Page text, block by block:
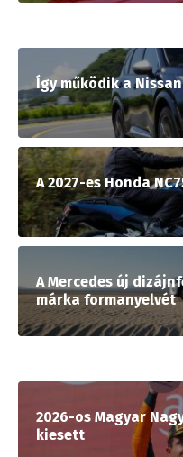
Így működik a
A 2027-es Honda
A Mercedes új
márka formanyelvét
2026-os Magyar
kiesett